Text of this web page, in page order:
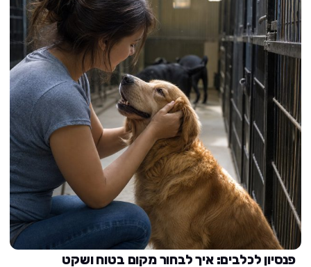
פנסיון לכלבים: איך לבחור מקום בטוח ושקט